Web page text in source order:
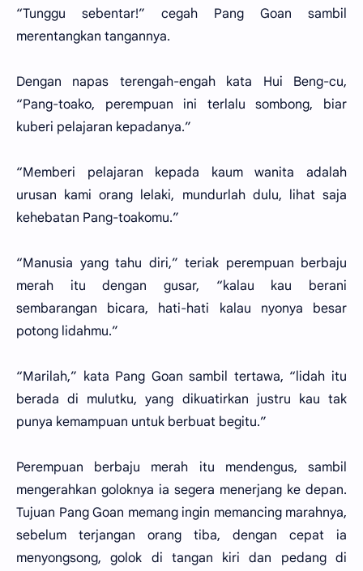
“Tunggu sebentar!” cegah Pang Goan sambil
merentangkan tangannya.
Dengan napas terengah-engah kata Hui Beng-cu,
“Pang-toako, perempuan ini terlalu sombong, biar
kuberi pelajaran kepadanya.”
“Memberi pelajaran kepada kaum wanita adalah
urusan kami orang lelaki, mundurlah dulu, lihat saja
kehebatan Pang-toakomu.”
“Manusia yang tahu diri,” teriak perempuan berbaju
merah itu dengan gusar, “kalau kau berani
sembarangan bicara, hati-hati kalau nyonya besar
potong lidahmu.”
“Marilah,” kata Pang Goan sambil tertawa, “lidah itu
berada di mulutku, yang dikuatirkan justru kau tak
punya kemampuan untuk berbuat begitu.”
Perempuan berbaju merah itu mendengus, sambil
mengerahkan goloknya ia segera menerjang ke depan.
Tujuan Pang Goan memang ingin memancing marahnya,
sebelum terjangan orang tiba, dengan cepat ia
menyongsong, golok di tangan kiri dan pedang di